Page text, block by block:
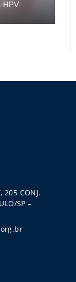
HPV
205 CONJ.
SP –